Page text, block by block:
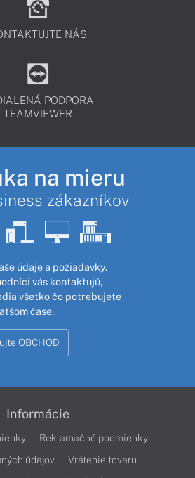
NÁS
PODPORA
TEAMVIEWER
na mieru
zákazníkov
údaje a požiadavky.
vás kontaktujú,
všetko čo potrebujete
čase.
OBCHOD
Informácie
Reklamačné podmienky
údajov
Vrátenie tovaru